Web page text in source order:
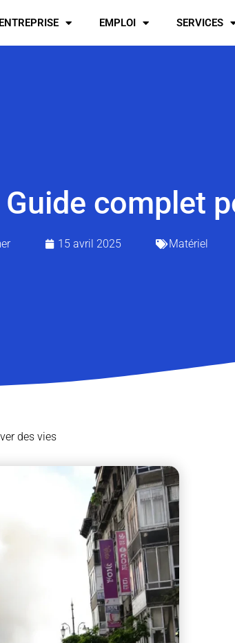
ENTREPRISE EMPLOI SERVICES
complet
15 avril 2025 Matériel
des vies